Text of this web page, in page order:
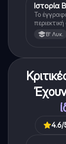
Ιστορία
Ιστορία
Το
λυκείου για
μισή ύλη.
Β' Λυκ.
4.6/